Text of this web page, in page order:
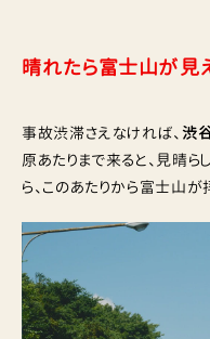
晴れたら富士山が見
事故渋滞さえなければ、渋
原あたりまで来ると、見晴ら
ら、このあたりから富士山が